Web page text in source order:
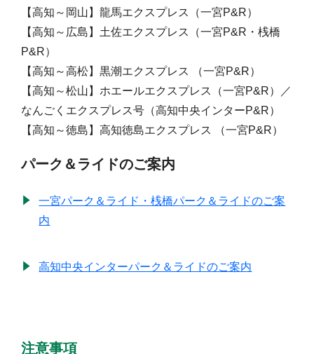
【高知～岡山】龍馬エクスプレス（一宮P&R）
【高知～広島】土佐エクスプレス（一宮P&R・桟橋
P&R）
【高知～高松】黒潮エクスプレス （一宮P&R）
【高知～松山】ホエールエクスプレス（一宮P&R）／
なんごくエクスプレス号（高知中央インターP&R）
【高知～徳島】高知徳島エクスプレス （一宮P&R）
パーク＆ライドのご案内
一宮パーク＆ライド・桟橋パーク＆ライドのご案
内
高知中央インターパーク＆ライドのご案内
注意事項